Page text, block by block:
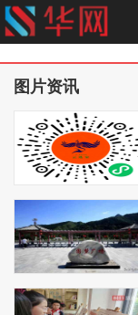
图片资讯